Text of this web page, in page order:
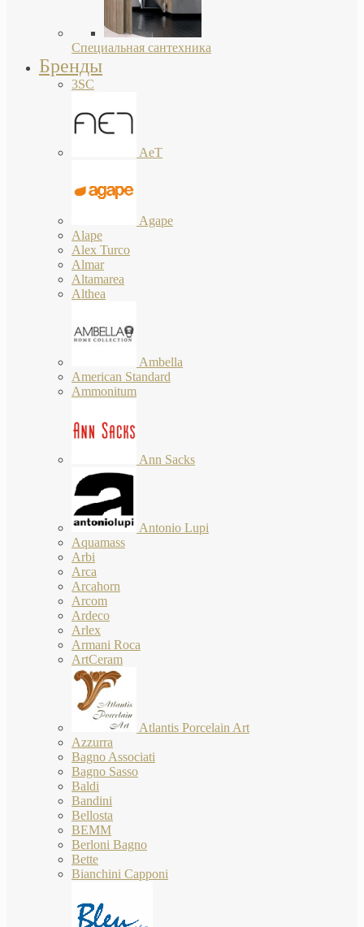
Специальная сантехника
Бренды
3SC
AeT
Agape
Alape
Alex Turco
Almar
Altamarea
Althea
Ambella
American Standard
Ammonitum
Ann Sacks
Antonio Lupi
Aquamass
Arbi
Arca
Arcahorn
Arcom
Ardeco
Arlex
Armani Roca
ArtCeram
Atlantis Porcelain Art
Azzurra
Bagno Associati
Bagno Sasso
Baldi
Bandini
Bellosta
BEMM
Berloni Bagno
Bette
Bianchini Capponi